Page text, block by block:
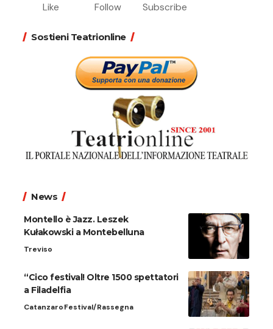
Like Follow Subscribe
Sostieni Teatrionline
News
Montello è Jazz. Leszek
Kułakowski a Montebelluna
Treviso
“Cico festival! Oltre 1500 spettatori
a Filadelfia
CatanzaroFestival/Rassegna